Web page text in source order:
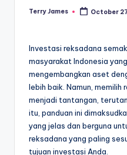
Posted
Terry James October
Investasi reksadana
masyarakat Indonesia
mengembangkan aset
lebih baik. Namun,
menjadi tantangan,
itu, panduan ini
yang jelas dan berguna
reksadana yang paling
tujuan investasi Anda.